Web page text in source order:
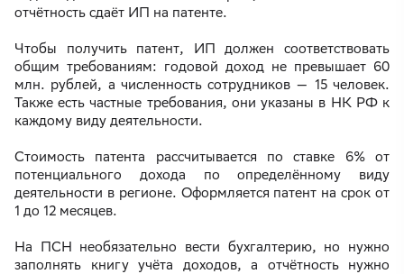
отчётность сдаёт ИП на патенте.
Чтобы получить патент, ИП должен соответствовать
общим требованиям: годовой доход не превышает 60
млн. рублей, а численность сотрудников — 15 человек.
Также есть частные требования, они указаны в НК РФ к
каждому виду деятельности.
Стоимость патента рассчитывается по ставке 6% от
потенциального дохода по определённому виду
деятельности в регионе. Оформляется патент на срок от
1 до 12 месяцев.
На ПСН необязательно вести бухгалтерию, но нужно
заполнять книгу учёта доходов, а отчётность нужно